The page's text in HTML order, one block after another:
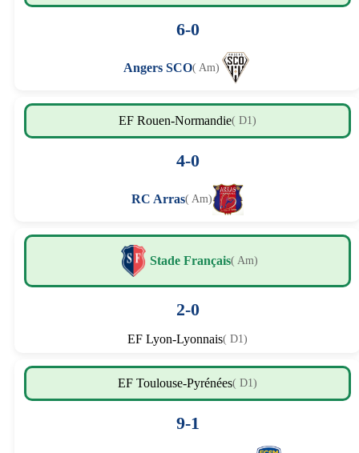
6-0
Angers SCO( Am)
EF Rouen-Normandie( D1)
4-0
RC Arras( Am)
Stade Français( Am)
2-0
EF Lyon-Lyonnais( D1)
EF Toulouse-Pyrénées( D1)
9-1